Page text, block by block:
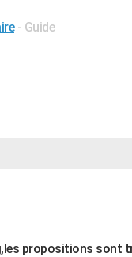
- Guide
propositions sont